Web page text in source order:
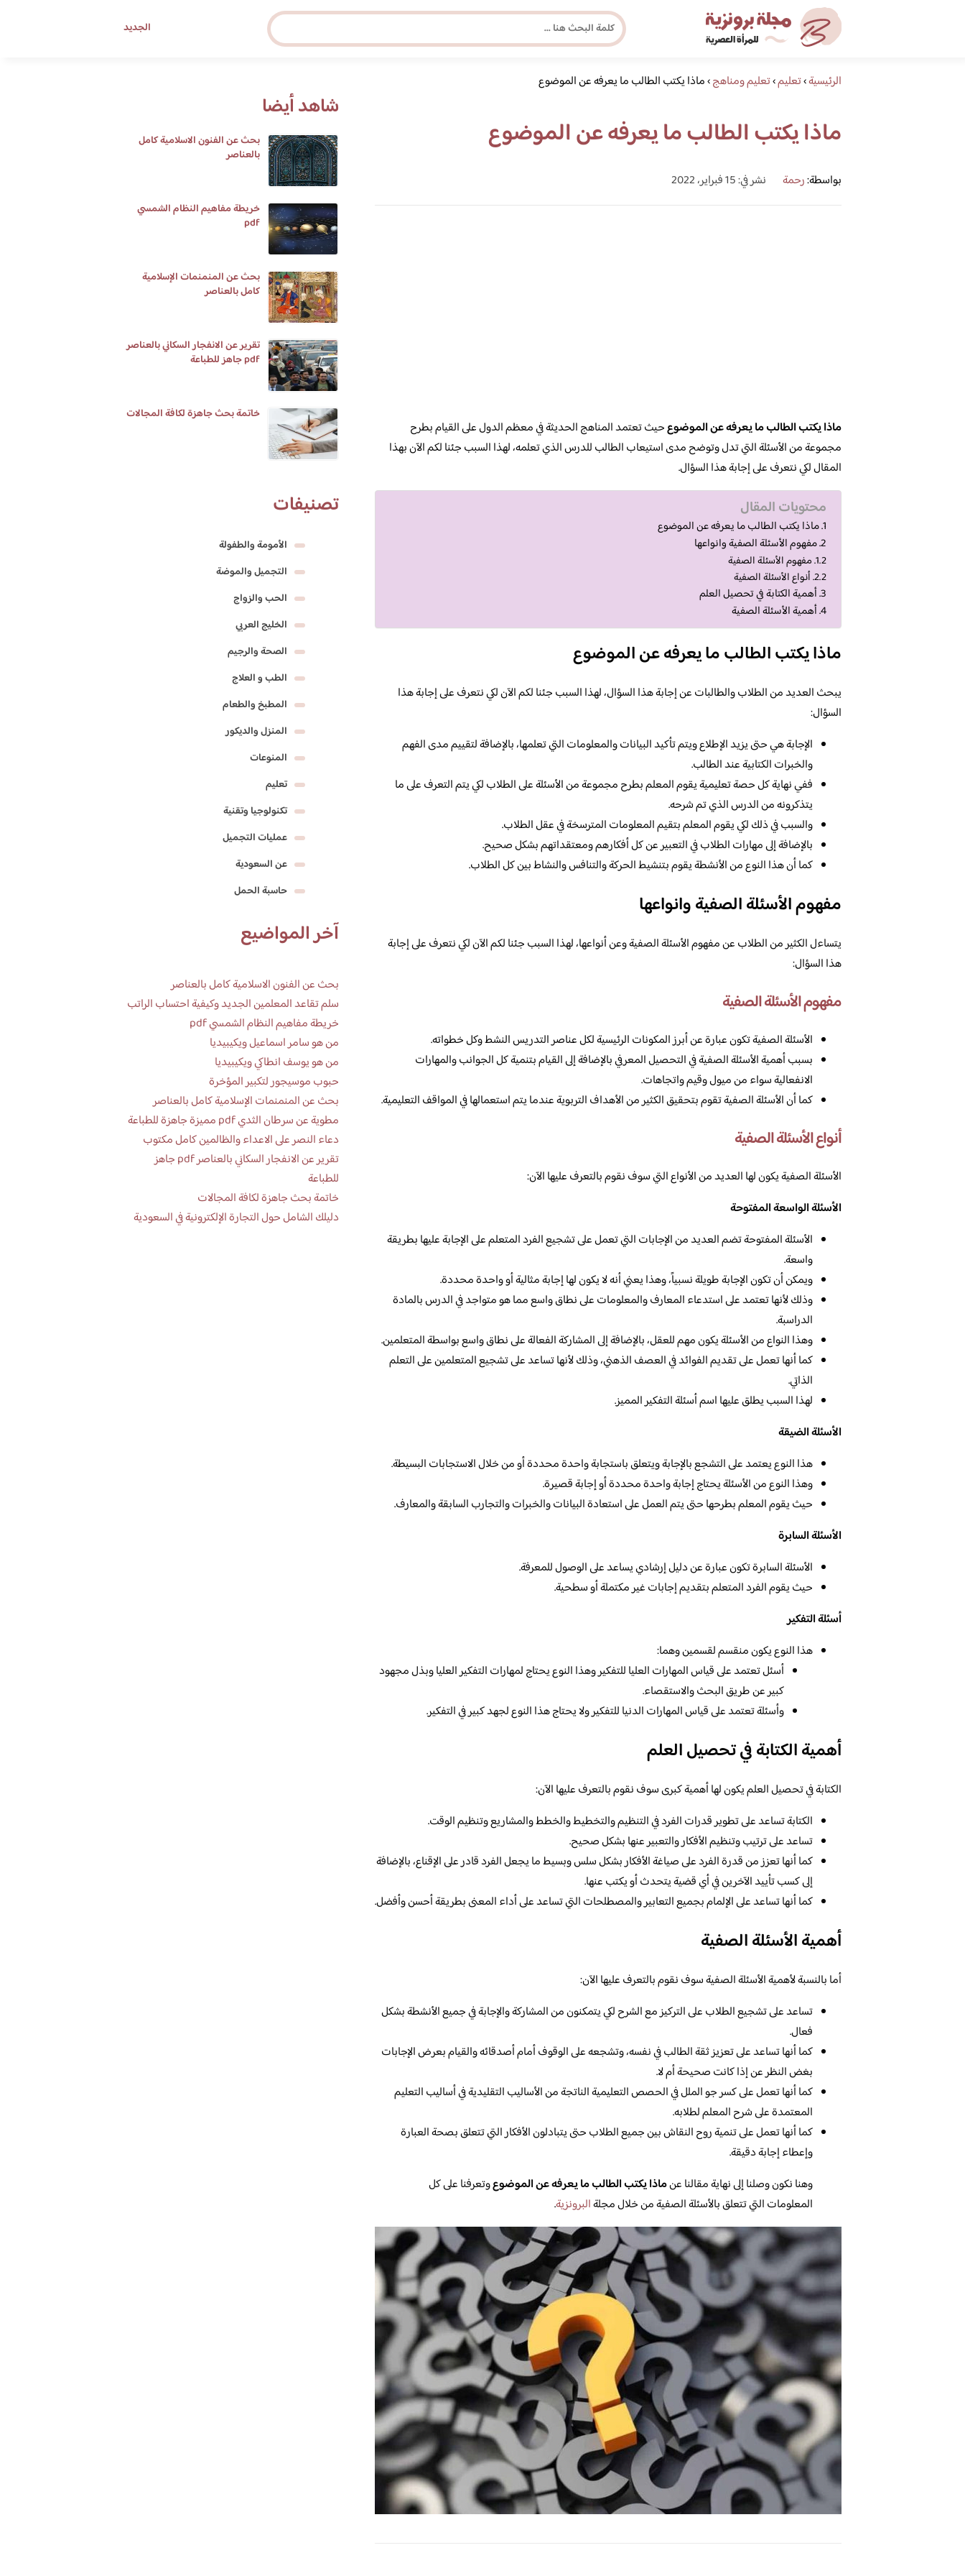
الجديد
مجلة برونزية للفتاة العصرية
ابحث عن أي موضوع يهمك
الرئيسية›تعليم›تعليم ومناهج›ماذا يكتب الطالب ما يعرفه عن الموضوع
ماذا يكتب الطالب ما يعرفه عن الموضوع
بواسطة:رحمة نشر في: 15 فبراير، 2022
ماذا يكتب الطالب ما يعرفه عن الموضوعحيث تعتمد المناهج الحديثة في معظم الدول على القيام بطرح
مجموعة من الأسئلة التي تدل وتوضح مدى استيعاب الطالب للدرس الذي تعلمه، لهذا السبب جئنا لكم الآن بهذا
المقال لكي نتعرف على إجابة هذا السؤال.
محتويات المقال
ماذا يكتب الطالب ما يعرفه عن الموضوع
مفهوم الأسئلة الصفية وانواعها
مفهوم الأسئلة الصفية
أنواع الأسئلة الصفية
أهمية الكتابة في تحصيل العلم
أهمية الأسئلة الصفية
ماذا يكتب الطالب ما يعرفه عن الموضوع
يبحث العديد من الطلاب والطالبات عن إجابة هذا السؤال، لهذا السبب جئنا لكم الآن لكي نتعرف على إجابة هذا
السؤال:
الإجابة هي حتى يزيد الإطلاع ويتم تأكيد البيانات والمعلومات التي تعلمها، بالإضافة لتقييم مدى الفهم
والخبرات الكتابية عند الطالب.
ففي نهاية كل حصة تعليمية يقوم المعلم بطرح مجموعة من الأسئلة على الطلاب لكي يتم التعرف على ما
يتذكرونه من الدرس الذي تم شرحه.
والسبب في ذلك لكي يقوم المعلم بتقيم المعلومات المترسخة في عقل الطلاب.
بالإضافة إلى مهارات الطلاب في التعبير عن كل أفكارهم ومعتقداتهم بشكل صحيح.
كما أن هذا النوع من الأنشطة يقوم بتنشيط الحركة والتنافس والنشاط بين كل الطلاب.
مفهوم الأسئلة الصفية وانواعها
يتساءل الكثير من الطلاب عن مفهوم الأسئلة الصفية وعن أنواعها، لهذا السبب جئنا لكم الآن لكي نتعرف على إجابة
هذا السؤال:
مفهوم الأسئلة الصفية
الأسئلة الصفية تكون عبارة عن أبرز المكونات الرئيسية لكل عناصر التدريس النشط وكل خطواته.
بسبب أهمية الأسئلة الصفية في التحصيل المعرفي بالإضافة إلى القيام بتنمية كل الجوانب والمهارات
الانفعالية سواء من ميول وقيم واتجاهات.
كما أن الأسئلة الصفية تقوم بتحقيق الكثير من الأهداف التربوية عندما يتم استعمالها في المواقف التعليمية.
أنواع الأسئلة الصفية
الأسئلة الصفية يكون لها العديد من الأنواع التي سوف نقوم بالتعرف عليها الآن:
الأسئلة الواسعة المفتوحة
الأسئلة المفتوحة تضم العديد من الإجابات التي تعمل على تشجيع الفرد المتعلم على الإجابة عليها بطريقة
واسعة.
ويمكن أن تكون الإجابة طويلة نسبياً، وهذا يعني أنه لا يكون لها إجابة مثالية أو واحدة محددة.
وذلك لأنها تعتمد على استدعاء المعارف والمعلومات على نطاق واسع مما هو متواجد في الدرس بالمادة
الدراسبة.
وهذا النواع من الأسئلة يكون مهم للعقل، بالإضافة إلى المشاركة الفعالة على نطاق واسع بواسطة المتعلمين.
كما أنها تعمل على تقديم الفوائد في العصف الذهني، وذلك لأنها تساعد على تشجيع المتعلمين على التعلم
الذاتي.
لهذا السبب يطلق عليها اسم أسئلة التفكير المميز.
الأسئلة الضيقة
هذا النوع يعتمد على التشجع بالإجابة ويتعلق باستجابة واحدة محددة أو من خلال الاستجابات البسيطة.
وهذا النوع من الأسئلة يحتاج إجابة واحدة محددة أو إجابة قصيرة.
حيث يقوم المعلم بطرحها حتى يتم العمل على استعادة البيانات والخبرات والتجارب السابقة والمعارف.
الأسئلة السابرة
الأسئلة السابرة تكون عبارة عن دليل إرشادي يساعد على الوصول للمعرفة.
حيث يقوم الفرد المتعلم بتقديم إجابات غير مكتملة أو سطحية.
أسئلة التفكير
هذا النوع يكون منقسم لقسمين وهما:
أسئل تعتمد على قياس المهارات العليا للتفكير وهذا النوع يحتاج لمهارات التفكير العليا وبذل مجهود
كبير عن طريق البحث والاستقصاء.
وأسئلة تعتمد على قياس المهارات الدنيا للتفكير ولا يحتاج هذا النوع لجهد كبير في التفكير.
أهمية الكتابة في تحصيل العلم
الكتابة في تحصيل العلم يكون لها أهمية كبرى سوف نقوم بالتعرف عليها الآن:
الكتابة تساعد على تطوير قدرات الفرد في التنظيم والتخطيط والخطط والمشاريع وتنظيم الوقت.
تساعد على ترتيب وتنظيم الأفكار والتعبير عنها بشكل صحيح.
كما أنها تعزز من قدرة الفرد على صياغة الأفكار بشكل سلس وبسيط ما يجعل الفرد قادر على الإقناع، بالإضافة
إلى كسب تأييد الآخرين في أي قضية يتحدث أو يكتب عنها.
كما أنها تساعد على الإلمام بجميع التعابير والمصطلحات التي تساعد على أداء المعنى بطريقة أحسن وأفضل.
أهمية الأسئلة الصفية
أما بالنسبة لأهمية الأسئلة الصفية سوف نقوم بالتعرف عليها الآن:
تساعد على تشجيع الطلاب على التركيز مع الشرح لكي يتمكنون من المشاركة والإجابة في جميع الأنشطة بشكل
فعال.
كما أنها تساعد على تعزيز ثقة الطالب في نفسه، وتشجعه على الوقوف أمام أصدقائه والقيام بعرض الإجابات
بغض النظر عن إذا كانت صحيحة أم لا.
كما أنها تعمل على كسر جو الملل في الحصص التعليمية الناتجة من الأساليب التقليدية في أساليب التعليم
المعتمدة على شرح المعلم لطلابه.
كما أنها تعمل على تنمية روح النقاش بين جميع الطلاب حتى يتبادلون الأفكار التي تتعلق بصحة العبارة
وإعطاء إجابة دقيقة.
وهنا نكون وصلنا إلى نهاية مقالنا عنماذا يكتب الطالب ما يعرفه عن الموضوعوتعرفنا على كل
المعلومات التي تتعلق بالأسئلة الصفية من خلال مجلةالبرونزية.
شاهد أيضا
بحث عن الفنون الاسلامية كامل
بالعناصر
خريطة مفاهيم النظام الشمسي
pdf
بحث عن المنمنمات الإسلامية
كامل بالعناصر
تقرير عن الانفجار السكاني بالعناصر
pdf جاهز للطباعة
خاتمة بحث جاهزة لكافة المجالات
تصنيفات
الأمومة والطفولة
التجميل والموضة
الحب والزواج
الخليج العربي
الصحة والرجيم
الطب و العلاج
المطبخ والطعام
المنزل والديكور
المنوعات
تعليم
تكنولوجيا وتقنية
عمليات التجميل
عن السعودية
حاسبة الحمل
آخر المواضيع
بحث عن الفنون الاسلامية كامل بالعناصر
سلم تقاعد المعلمين الجديد وكيفية احتساب الراتب
خريطة مفاهيم النظام الشمسي pdf
من هو سامر اسماعيل ويكيبيديا
من هو يوسف انطاكي ويكيبيديا
حبوب موسيجور لتكبير المؤخرة
بحث عن المنمنمات الإسلامية كامل بالعناصر
مطوية عن سرطان الثدي pdf مميزة جاهزة للطباعة
دعاء النصر على الاعداء والظالمين كامل مكتوب
تقرير عن الانفجار السكاني بالعناصر pdf جاهز
للطباعة
خاتمة بحث جاهزة لكافة المجالات
دليلك الشامل حول التجارة الإلكترونية في السعودية